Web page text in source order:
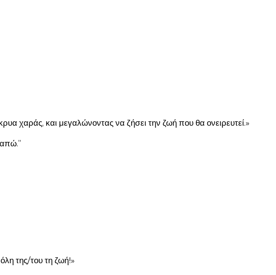
χαράς, και μεγαλώνοντας να ζήσει την ζωή που θα ονειρευτεί.»
της/του τη ζωή!»